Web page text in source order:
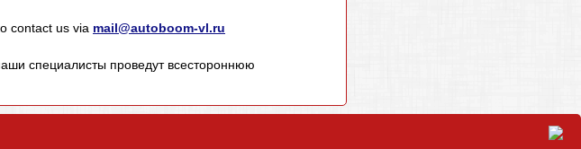
contact us via mail@autoboom-vl.ru
специалисты проведут всестороннюю